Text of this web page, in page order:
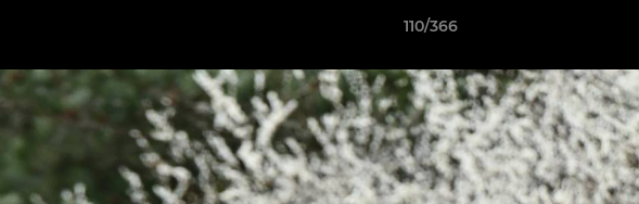
110/366